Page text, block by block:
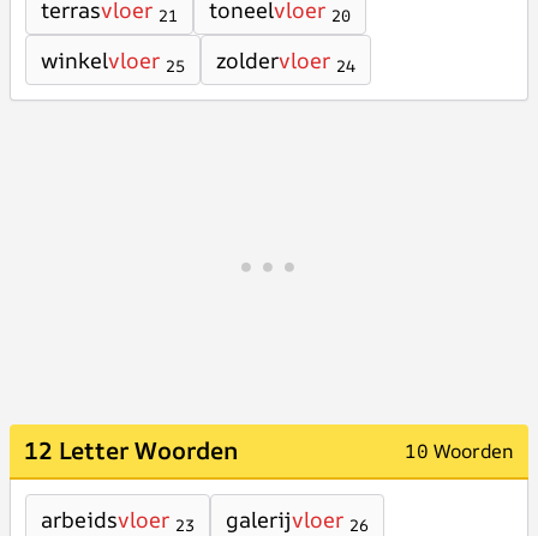
terrasvloer 21 toneelvloer 20
winkelvloer 25 zoldervloer 24
12 Letter Woorden 10 Woorden
arbeidsvloer 23 galerijvloer 26